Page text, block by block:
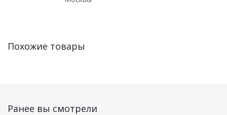
Похожие товары
Ранее вы смотрели